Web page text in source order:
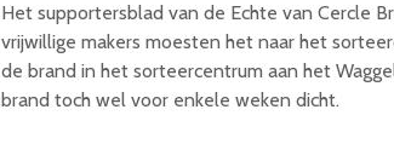
Het supportersblad van de Echte van Cercle
vrijwillige makers moesten het naar het
de brand in het sorteercentrum aan het
brand toch wel voor enkele weken dicht.